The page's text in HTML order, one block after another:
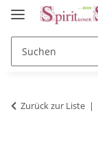
Zurück zur Liste